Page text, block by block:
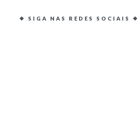
❖ SIGA NAS REDES SOCIAIS ❖